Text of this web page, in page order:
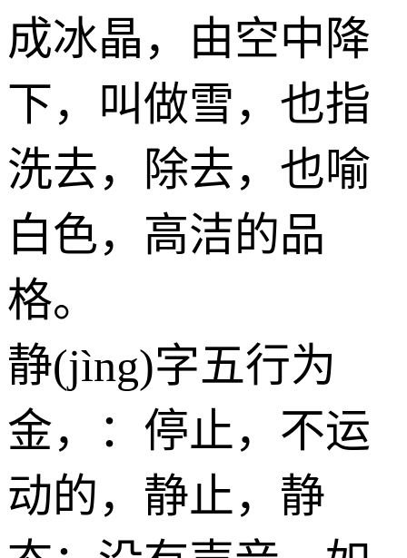
成冰晶，由空中降
下，叫做雪，也指
洗去，除去，也喻
白色，高洁的品
格。
静(jìng)字五行为
金，：停止，不运
动的，静止，静